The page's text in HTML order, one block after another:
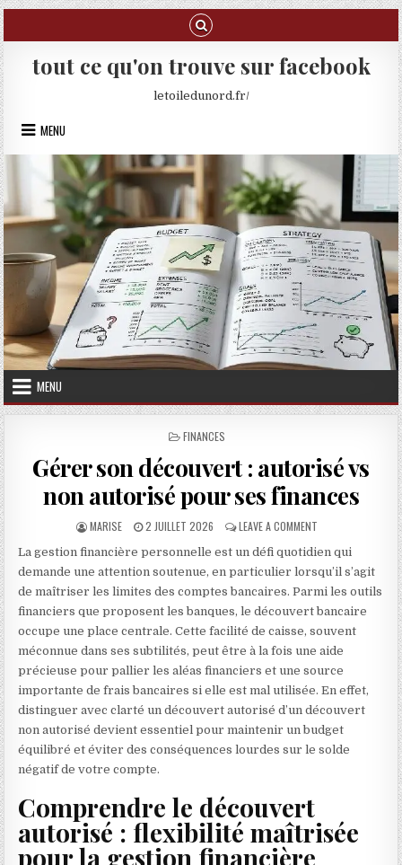
Skip to content
tout ce qu'on trouve sur facebook
letoiledunord.fr/
MENU
MENU
POSTED IN
FINANCES
Gérer son découvert : autorisé vs
non autorisé pour ses finances
AUTHOR:
MARISE PUBLISHED DATE:
2 JUILLET 2026 LEAVE A COMMENTON GÉRER SON
La gestion financière personnelle est un défi quotidien qui
demande une attention soutenue, en particulier lorsqu’il s’agit
de maîtriser les limites des comptes bancaires. Parmi les outils
financiers que proposent les banques, le découvert bancaire
occupe une place centrale. Cette facilité de caisse, souvent
méconnue dans ses subtilités, peut être à la fois une aide
précieuse pour pallier les aléas financiers et une source
importante de frais bancaires si elle est mal utilisée. En effet,
distinguer avec clarté un découvert autorisé d’un découvert
non autorisé devient essentiel pour maintenir un budget
équilibré et éviter des conséquences lourdes sur le solde
négatif de votre compte.
Comprendre le découvert
autorisé : flexibilité maîtrisée
pour la gestion financière